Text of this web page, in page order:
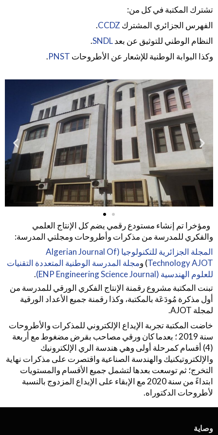
تشترك المكتبة في كل من:
الفهرس الجزائري المشترك CCDZ
.
النظام الوطني للتوثيق عن بعدSNDL
.
وكذا البوابة الوطنية للإشعار عن الأطروحات PNST
.
ومؤخرا تم إنشاء مستودع رقمي يضم كل الإنتاج العلمي
والفكري للمدرسة من مذكرات وأطروحات ومجلتي المدرسة:
المجلة الجزائرية للتكنولوجيا (Algerian Journal Of
Technology AJOT) ومجلة المدرسة الوطنية المتعددة التقنيات
للعلوم الهندسية (ENP Engineering Science Journal)
.
تبنت المكتبة مشروع رقمنة الإنتاج الفكري الورقي للمدرسة من
أول مذكرة مُودَعَة بالمكتبة، وكذا رقمنة جميع الأعداد الورقية
لمجلة AJOT.
خاضت المكتبة تجربة الإيداع الإلكتروني للمذكرات والأطروحات
سنة 2019 ؛ بعدما كان ورقي مصاحب بقرض مضغوط مع أربعة
(4) أقسام كمرحلة أولى وهي هندسة الري الإلكترونيك
والإلكتروتيكنيك والهندسة الصناعية واقتصرت على مذكرات نهاية
التخرج؛ ثم توسعت بعدها لتشمل جميع الأقسام والمستويات
ابتداءً من سنة 2020 مع الإبقاء على الإيداع المزدوج بالنسبة
لأطروحات الدكتوراه.
وصاية